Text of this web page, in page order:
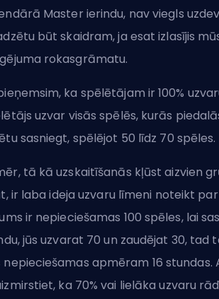
Master ierindu, nav viegls
būt skaidram, ja esat izlasījis
rokasgrāmatu.
ka spēlētājam ir 100%
uzvar visās spēlēs, kurās
sasniegt, spēlējot 50 līdz 70 spēles.
tā kā uzskaitīšanās kļūst aizvien
ir laba ideja uzvaru līmeni noteikt
ir nepieciešamas 100 spēles, lai
jūs uzvarat 70 un zaudējat 30, tad
nepieciešamas apmēram 16 stundas.
ka 70% vai lielāka uzvaru